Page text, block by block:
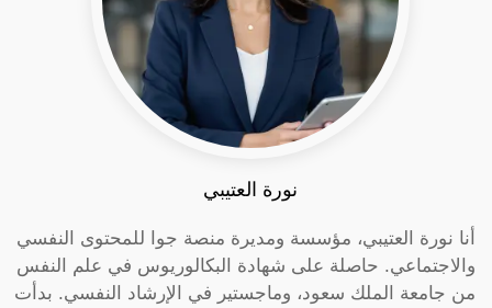
نورة العتيبي
أنا نورة العتيبي، مؤسسة ومديرة منصة جوا للمحتوى النفسي
والاجتماعي. حاصلة على شهادة البكالوريوس في علم النفس
من جامعة الملك سعود، وماجستير في الإرشاد النفسي. بدأت